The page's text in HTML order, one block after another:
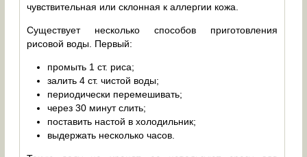
чувствительная или склонная к аллергии кожа.
Существует несколько способов приготовления
рисовой воды. Первый:
промыть 1 ст. риса;
залить 4 ст. чистой воды;
периодически перемешивать;
через 30 минут слить;
поставить настой в холодильник;
выдержать несколько часов.